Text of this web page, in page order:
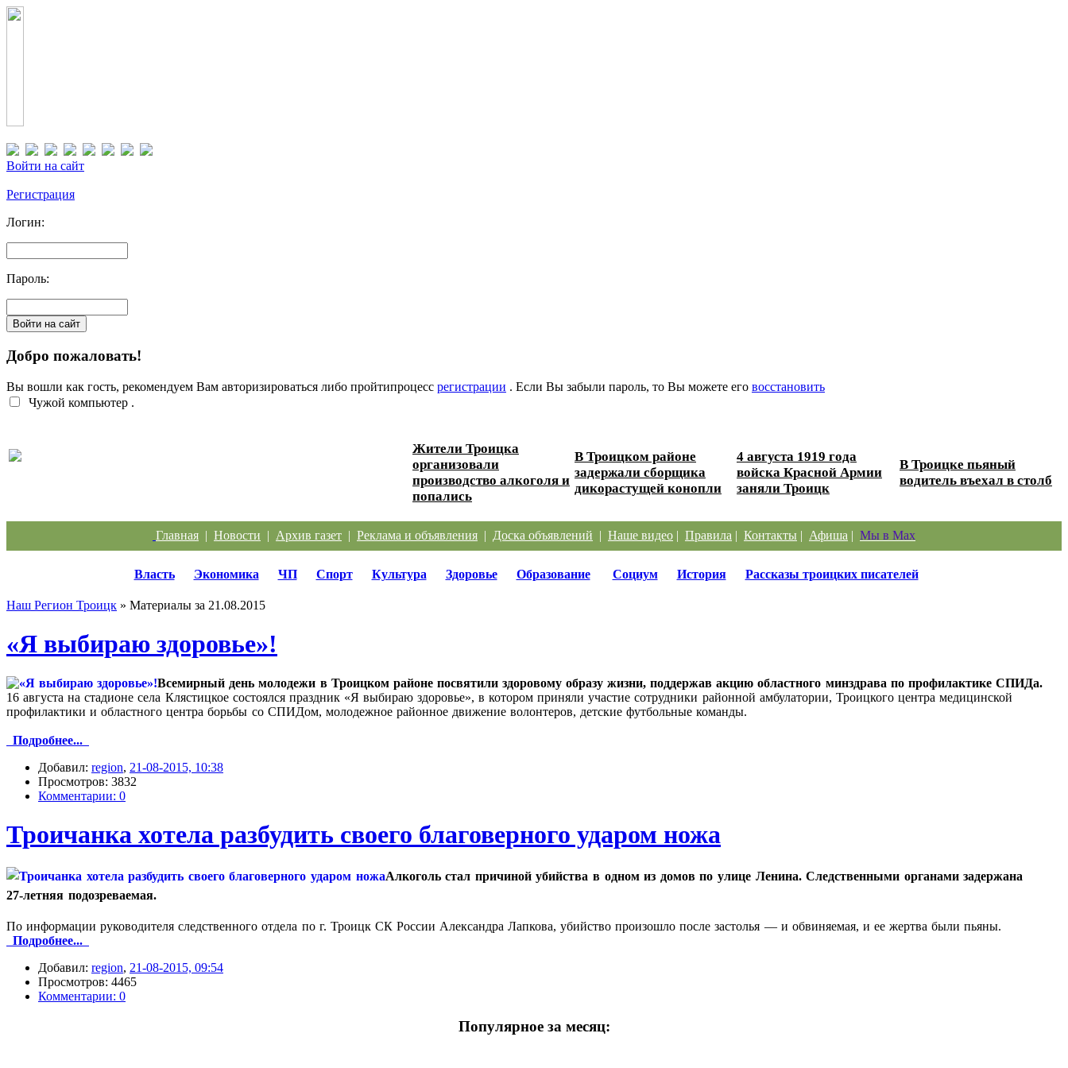
Войти на сайт
Регистрация
Логин:
Пароль:
Добро пожаловать!
Вы вошли как гость, рекомендуем Вам авторизироваться либо пройтипроцесс регистрации . Если Вы забыли пароль, то Вы можете его восстановить
Чужой компьютер .
Жители Троицка
организовали
производство алкоголя и
попались
В Троицком районе
задержали сборщика
дикорастущей конопли
4 августа 1919 года
войска Красной Армии
заняли Троицк
В Троицке пьяный
водитель въехал в столб
Главная | Новости | Архив газет | Реклама и объявления | Доска объявлений | Наше видео | Правила | Контакты | Афиша | Мы в Max
Власть Экономика ЧП Спорт Культура Здоровье Образование Социум История Рассказы троицких писателей
Наш Регион Троицк » Материалы за 21.08.2015
«Я выбираю здоровье»!
Всемирный день молодежи в Троицком районе посвятили здоровому образу жизни, поддержав акцию областного минздрава по профилактике СПИДа.
16 августа на стадионе села Клястицкое состоялся праздник «Я выбираю здоровье», в котором приняли участие сотрудники районной амбулатории, Троицкого центра медицинской
профилактики и областного центра борьбы со СПИДом, молодежное районное движение волонтеров, детские футбольные команды.
Подробнее...
Добавил: region, 21-08-2015, 10:38
Просмотров: 3832
Комментарии: 0
Троичанка хотела разбудить своего благоверного ударом ножа
Алкоголь стал причиной убийства в одном из домов по улице Ленина. Следственными органами задержана
27‑летняя подозреваемая.
По информации руководителя следственного отдела по г. Троицк СК России Александра Лапкова, убийство произошло после застолья — и обвиняемая, и ее жертва были пьяны.
Подробнее...
Добавил: region, 21-08-2015, 09:54
Просмотров: 4465
Комментарии: 0
Популярное за месяц: